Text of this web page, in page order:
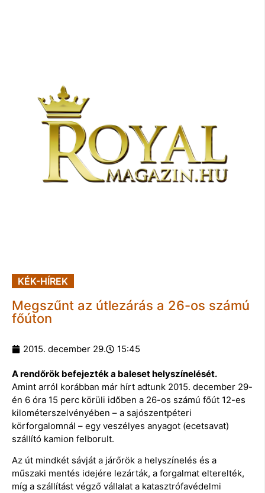
KÉK-HÍREK
Megszűnt az útlezárás a 26-os számú
főúton
2015. december 29. 15:45
A rendőrök befejezték a baleset helyszínelését.
Amint arról korábban már hírt adtunk 2015. december 29-
én 6 óra 15 perc körüli időben a 26-os számú főút 12-es
kilométerszelvényében – a sajószentpéteri
körforgalomnál – egy veszélyes anyagot (ecetsavat)
szállító kamion felborult.
Az út mindkét sávját a járőrök a helyszínelés és a
műszaki mentés idejére lezárták, a forgalmat elterelték,
míg a szállítást végző vállalat a katasztrófavédelmi